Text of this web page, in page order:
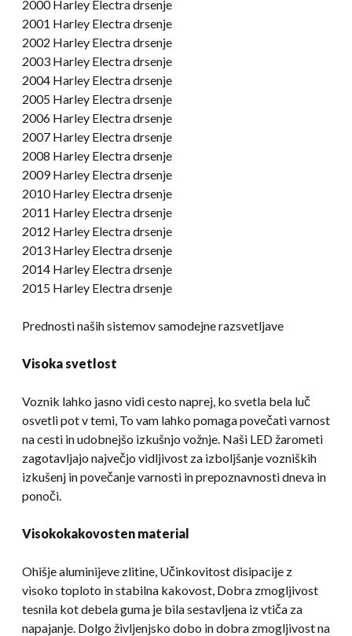
2000 Harley Electra drsenje
2001 Harley Electra drsenje
2002 Harley Electra drsenje
2003 Harley Electra drsenje
2004 Harley Electra drsenje
2005 Harley Electra drsenje
2006 Harley Electra drsenje
2007 Harley Electra drsenje
2008 Harley Electra drsenje
2009 Harley Electra drsenje
2010 Harley Electra drsenje
2011 Harley Electra drsenje
2012 Harley Electra drsenje
2013 Harley Electra drsenje
2014 Harley Electra drsenje
2015 Harley Electra drsenje
Prednosti naših sistemov samodejne razsvetljave
Visoka svetlost
Voznik lahko jasno vidi cesto naprej, ko svetla bela luč
osvetli pot v temi, To vam lahko pomaga povečati varnost
na cesti in udobnejšo izkušnjo vožnje. Naši LED žarometi
zagotavljajo največjo vidljivost za izboljšanje vozniških
izkušenj in povečanje varnosti in prepoznavnosti dneva in
ponoči.
Visokokakovosten material
Ohišje aluminijeve zlitine, Učinkovitost disipacije z
visoko toploto in stabilna kakovost, Dobra zmogljivost
tesnila kot debela guma je bila sestavljena iz vtiča za
napajanje. Dolgo življenjsko dobo in dobra zmogljivost na